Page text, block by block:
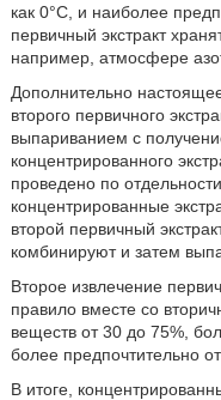
как 0°C, и наиболее
первичный экстракт
например, атмосфере
Дополнительно
второго первичного
выпариванием с
концентрированного
проведено по
концентрированные
второй первичный
комбинируют и затем
Второе извлечение
правило вместе со
веществ от 30 до 75%,
более предпочтительно
В итоге,